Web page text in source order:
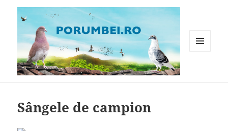
Sângele de campion